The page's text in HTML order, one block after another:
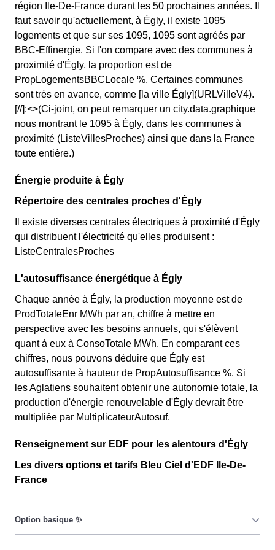
région Ile-De-France durant les 50 prochaines années. Il
faut savoir qu'actuellement, à Égly, il existe 1095
logements et que sur ses 1095, 1095 sont agréés par
BBC-Effinergie. Si l'on compare avec des communes à
proximité d'Égly, la proportion est de
PropLogementsBBCLocale %. Certaines communes
sont très en avance, comme [la ville Égly](URLVilleV4).
[//]:<>(Ci-joint, on peut remarquer un city.data.graphique
nous montrant le 1095 à Égly, dans les communes à
proximité (ListeVillesProches) ainsi que dans la France
toute entière.)
Énergie produite à Égly
Répertoire des centrales proches d'Égly
Il existe diverses centrales électriques à proximité d'Égly
qui distribuent l'électricité qu'elles produisent :
ListeCentralesProches
L'autosuffisance énergétique à Égly
Chaque année à Égly, la production moyenne est de
ProdTotaleEnr MWh par an, chiffre à mettre en
perspective avec les besoins annuels, qui s'élèvent
quant à eux à ConsoTotale MWh. En comparant ces
chiffres, nous pouvons déduire que Égly est
autosuffisante à hauteur de PropAutosuffisance %. Si
les Aglatiens souhaitent obtenir une autonomie totale, la
production d'énergie renouvelable d'Égly devrait être
multipliée par MultiplicateurAutosuf.
Renseignement sur EDF pour les alentours d'Égly
Les divers options et tarifs Bleu Ciel d'EDF Ile-De-
France